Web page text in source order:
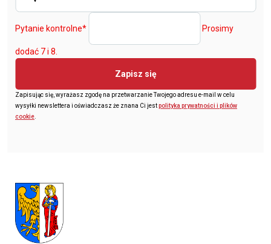
Pytanie kontrolne* Prosimy
dodać 7 i 8.
Zapisz się
Zapisując się, wyrażasz zgodę na przetwarzanie Twojego adresu e-mail w celu
wysyłki newslettera i oświadczasz że znana Ci jestpolityka prywatności i plików
cookie